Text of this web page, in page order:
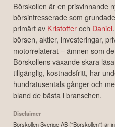
Börskollen är en prisvinnande
börsintresserade som
primärt av Kristofferoch Daniel
börsen, aktier, investeringar,
motorrelaterat – ämnen som
Börskollens växande skara
tillgänglig, kostnadsfritt, har
hundratusentals gånger och
bland de bästa i branschen.
Disclaimer
Börskollen Sverige AB ("Börskollen") är